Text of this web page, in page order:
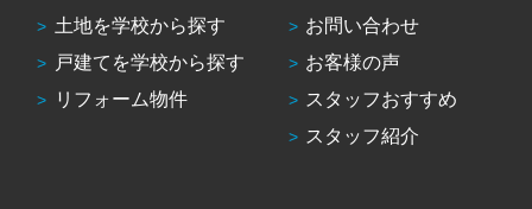
土地を学校から探す
戸建てを学校から探す
リフォーム物件
お問い合わせ
お客様の声
スタッフおすすめ
スタッフ紹介